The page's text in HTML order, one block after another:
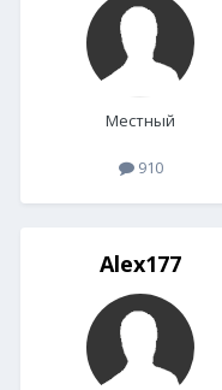
Местный
910
Alex177